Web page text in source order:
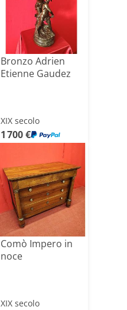
Bronzo Adrien
Etienne Gaudez
XIX secolo
1 700 €
Comò Impero in
noce
XIX secolo